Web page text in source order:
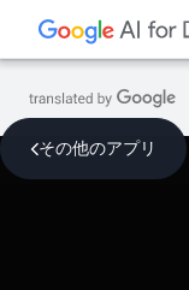
その他のアプリ